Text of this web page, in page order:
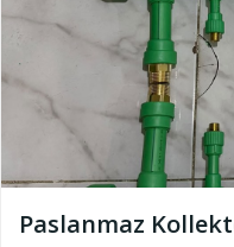
Paslanmaz